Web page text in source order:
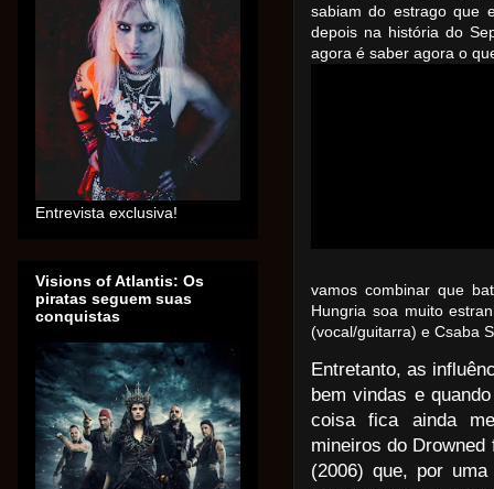
sabiam do estrago que
depois na história do
agora é saber agora o
vamos combinar que
Hungria soa muito
(vocal/guitarra) e Csaba
Entretanto, as
bem vindas e
coisa fica ainda
mineiros do Drowned
(2006) que, por
Entrevista exclusiva!
Visions of Atlantis: Os
piratas seguem suas
conquistas